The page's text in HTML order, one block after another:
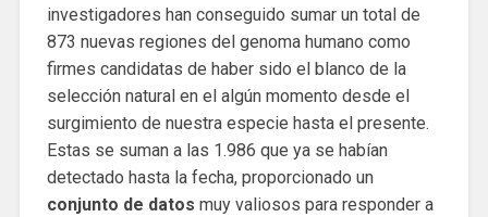
investigadores han conseguido sumar un total de
873 nuevas regiones del genoma humano como
firmes candidatas de haber sido el blanco de la
selección natural en el algún momento desde el
surgimiento de nuestra especie hasta el presente.
Estas se suman a las 1.986 que ya se habían
detectado hasta la fecha, proporcionado un
conjunto de datos muy valiosos para responder a